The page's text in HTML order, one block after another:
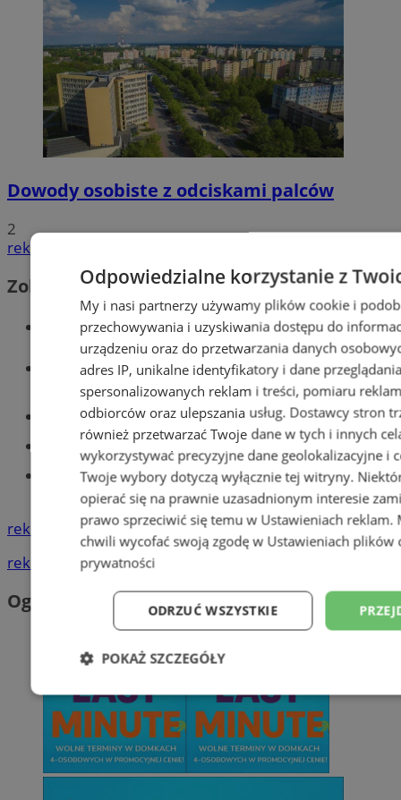
Dowody osobiste z odciskami palców
2
reklama
Zobacz również
Wiadomości kryminalne w Tychach
Wiadomości lokalne
Części samochodowe do -70%!
Tworzenie stron www - Tychy
Znajdź pracę - codziennie nowe
ogłoszenia
reklama
reklama
Ogłoszenia
Odpowiedzialne korzystanie z
My i nasi partnerzy używamy plików cookie i
przechowywania i uzyskiwania dostępu do
urządzeniu oraz do przetwarzania danych
adres IP, unikalne identyfikatory i dane
spersonalizowanych reklam i treści, pomiaru
odbiorców oraz ulepszania usług. Dostawcy stron
również przetwarzać Twoje dane w tych i innych
wykorzystywać precyzyjne dane geolokalizacyjne i
Twoje wybory dotyczą wyłącznie tej witryny.
opierać się na prawnie uzasadnionym interesie
prawo sprzeciwić się temu w Ustawieniach reklam.
chwili wycofać swoją zgodę w Ustawieniach plików
prywatności
ODRZUĆ WSZYSTKIE
POKAŻ SZCZEGÓŁY
Niezbędne Wydajność
Niesklasyfikowane